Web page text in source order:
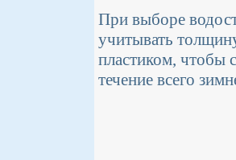
При выборе
учитывать
пластиком, чтобы
течение всего